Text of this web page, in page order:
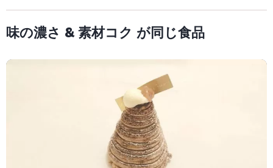
味の濃さ & 素材コク が同じ食品